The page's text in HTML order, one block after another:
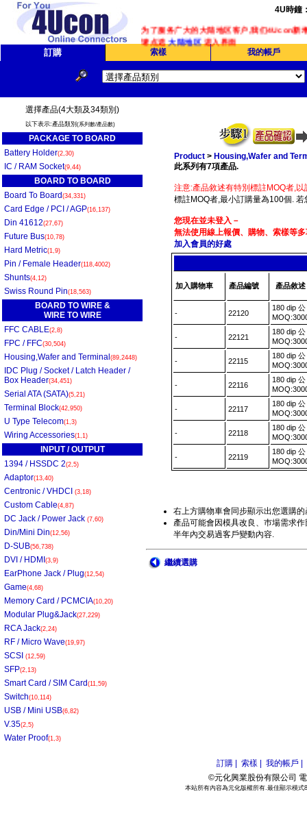
4U時鐘
为了服务广大的大陆地区客户,我们4Ucon新
请点选大陆地区进入界面
訂購 索樣 我的帳戶
選擇產品(4大類及34類別)
以下表示:產品類別 (系列數/產品數)
PACKAGE TO BOARD
Battery Holder(2,30)
IC / RAM Socket(9,44)
BOARD TO BOARD
Board To Board (34,331)
Card Edge / PCI / AGP(16,137)
Din 41612(27,67)
Future Bus(10,78)
Hard Metric(1,9)
Pin / Female Header(118,4002)
Shunts(4,12)
Swiss Round Pin(18,563)
BOARD TO WIRE &
WIRE TO WIRE
FFC CABLE(2,8)
FPC / FFC(30,504)
Housing,Wafer and Terminal (89,2448)
IDC Plug / Socket / Latch Header /
Box Header(34,451)
Serial ATA (SATA)(5,21)
Terminal Block(42,950)
U Type Telecom(1,3)
Wiring Accessories(1,1)
INPUT / OUTPUT
1394 / HSSDC 2(2,5)
Adaptor(13,40)
Centronic / VHDCI (3,18)
Custom Cable(4,87)
DC Jack / Power Jack (7,60)
Din/Mini Din(12,56)
D-SUB(56,738)
DVI / HDMI (3,9)
EarPhone Jack / Plug(12,54)
Game(4,68)
Memory Card / PCMCIA(10,20)
Modular Plug&Jack(27,229)
RCA Jack(2,24)
RF / Micro Wave(19,97)
SCSI (12,59)
SFP(2,13)
Smart Card / SIM Card (11,59)
Switch(10,114)
USB / Mini USB(6,82)
V.35(2,5)
Water Proof(1,3)
Product > Housing,Wafer and
此系列有7項產品.
注意:產品敘述有特別標註MOQ者,
標註MOQ者,最小訂購量為100個.
您現在並未登入－
無法使用線上報價、購物、索樣等
加入會員的好處
加入購物車 產品編號 產品敘述
- 22120
180 dip
- 22121
180 dip
- 22115
180 dip
- 22116
180 dip
- 22117
180 dip
- 22118
180 dip
- 22119
180 dip
右上方購物車會同步顯示出您選購的
產品可能會因模具改良、巿場需求
半年內交易過客戶變動內容.
繼續選購
訂購 | 索樣 |
我的帳戶 |
©元化興業股份有限公司
本站所有內容為元化版權所有.最佳顯示模